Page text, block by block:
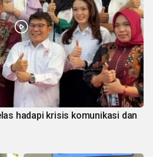
hadapi krisis komunikasi dan